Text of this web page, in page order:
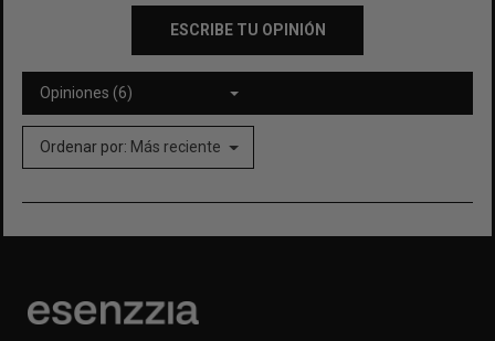
ESCRIBE TU OPINIÓN
Opiniones (6)
Ordenar por: Más reciente